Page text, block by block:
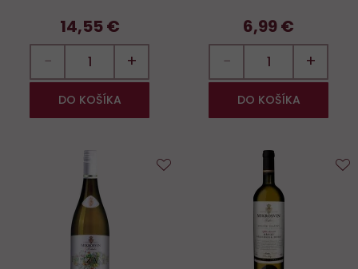
14,55 €
− +
DO KOŠÍKA
6,99 €
− +
DO KOŠÍKA